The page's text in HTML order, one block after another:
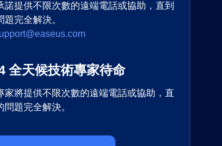
諾提供不限次數的遠端電話或協助，直到
題完全解決。
全天候技術專家待命
家將提供不限次數的遠端電話或協助，直
問題完全解決。